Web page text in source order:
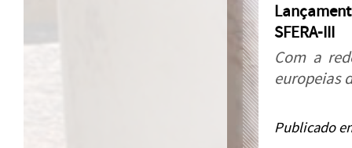
SFERA-III
Com a
europeias
Publicado